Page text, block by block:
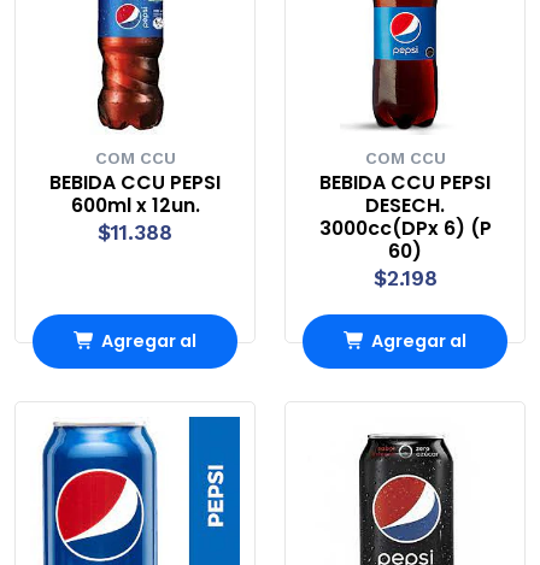
COM CCU
BEBIDA CCU PEPSI
600ml x 12un.
$11.388
Agregar al
COM CCU
BEBIDA CCU PEPSI
DESECH.
3000cc(DPx 6) (P
60)
$2.198
Agregar al